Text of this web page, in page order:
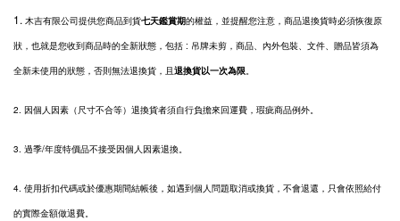
1. 木吉有限公司提供您商品到貨七天鑑賞期的權益，並提醒您注意，商品退換貨時必須恢復原
狀，也就是您收到商品時的全新狀態，包括 : 吊牌未剪，商品、內外包裝、文件、贈品皆須為
全新未使用的狀態，否則無法退換貨，且退換貨以一次為限。
2. 因個人因素（尺寸不合等）退換貨者須自行負擔來回運費，瑕疵商品例外。
3. 過季/年度特價品不接受因個人因素退換。
4. 使用折扣代碼或於優惠期間結帳後，如遇到個人問題取消或換貨，不會退還，只會依照給付
的實際金額做退費。